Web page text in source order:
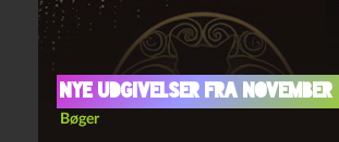
Nye udgivelser fra november
Bøger